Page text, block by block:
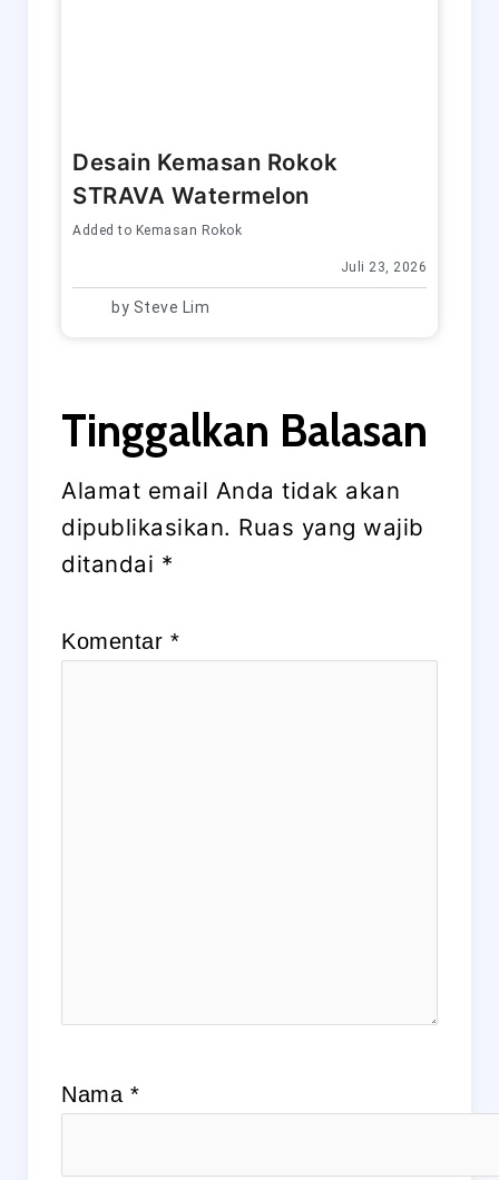
Desain Kemasan Rokok
STRAVA Watermelon
Added to Kemasan Rokok
Juli 23, 2026
by Steve Lim
Tinggalkan Balasan
Alamat email Anda tidak akan
dipublikasikan. Ruas yang wajib
ditandai *
Komentar *
Nama *